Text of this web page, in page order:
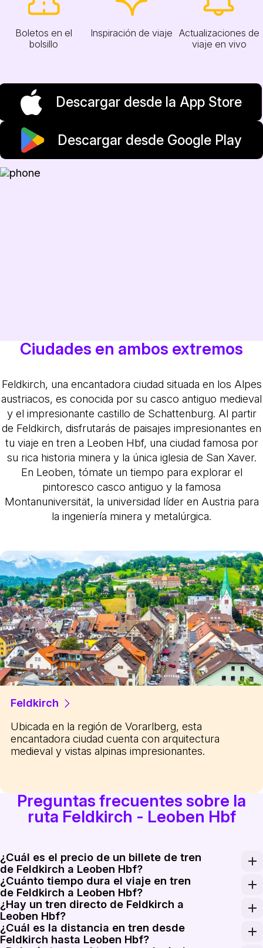
Boletos en el
bolsillo
Inspiración de viaje Actualizaciones de
viaje en vivo
Descargar desde la App Store
Descargar desde Google Play
Ciudades en ambos extremos
Feldkirch, una encantadora ciudad situada en los Alpes
austriacos, es conocida por su casco antiguo medieval
y el impresionante castillo de Schattenburg. Al partir
de Feldkirch, disfrutarás de paisajes impresionantes en
tu viaje en tren a Leoben Hbf, una ciudad famosa por
su rica historia minera y la única iglesia de San Xaver.
En Leoben, tómate un tiempo para explorar el
pintoresco casco antiguo y la famosa
Montanuniversität, la universidad líder en Austria para
la ingeniería minera y metalúrgica.
Feldkirch
Ubicada en la región de Vorarlberg, esta
encantadora ciudad cuenta con arquitectura
medieval y vistas alpinas impresionantes.
Preguntas frecuentes sobre la
ruta Feldkirch - Leoben Hbf
¿Cuál es el precio de un billete de tren
de Feldkirch a Leoben Hbf?
Los billetes para el viaje en tren de Feldkirch a
¿Cuánto tiempo dura el viaje en tren
de Feldkirch a Leoben Hbf?
El viaje en tren entre Feldkirch y Leoben Hbf
¿Hay un tren directo de Feldkirch a
Leoben Hbf?
Aunque no hay trenes directos de Feldkirch a Leoben
¿Cuál es la distancia en tren desde
Feldkirch hasta Leoben Hbf?